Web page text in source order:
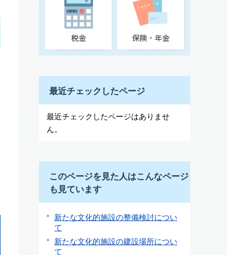
最近チェックしたページ
最近チェックしたページはありませ
ん。
このページを見た人はこんなページ
も見ています
新たな文化的施設の整備検討につい
て
新たな文化的施設の建設場所につい
て